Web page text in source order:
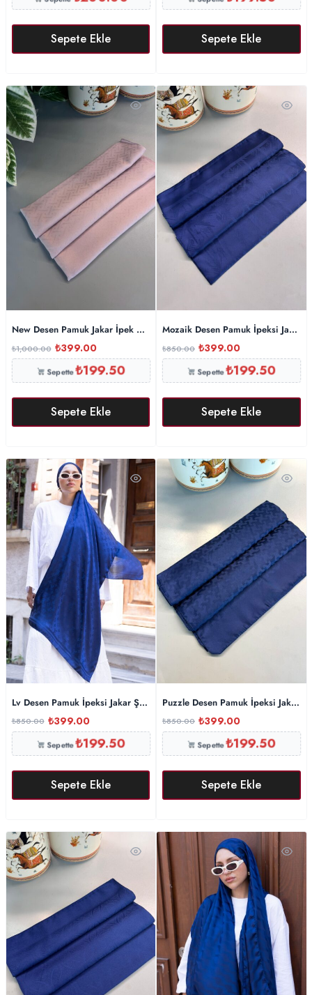
Sepete Ekle Sepete Ekle
New Desen Pamuk Jakar İpek Şal – 19450 -Pamuk Şekeri
₺1,000.00 ₺399.00
Sepette₺199.50
Sepete Ekle
Mozaik Desen Pamuk İpeksi Jakar
₺850.00 ₺399.00
Sepette₺199.50
Sepete Ekle
Lv Desen Pamuk İpeksi Jakar Şal-53354-Lacivert
₺850.00 ₺399.00
Sepette₺199.50
Sepete Ekle
Puzzle Desen Pamuk İpeksi Jakar
₺850.00 ₺399.00
Sepette₺199.50
Sepete Ekle